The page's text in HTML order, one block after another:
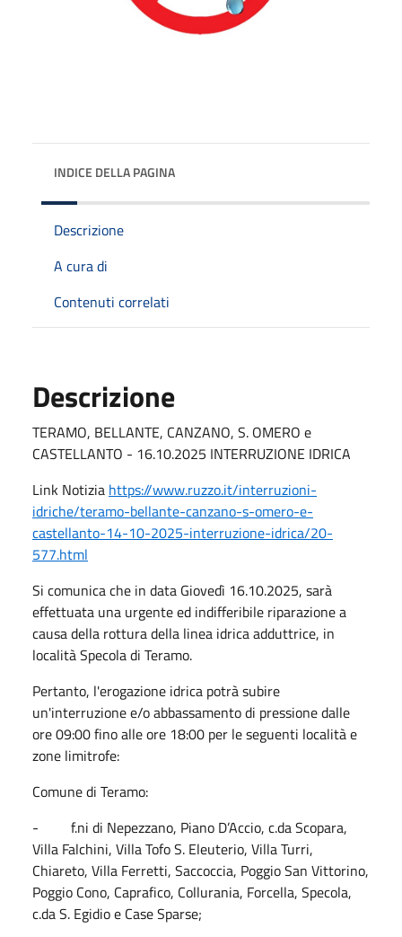
INDICE DELLA PAGINA
Descrizione
A cura di
Contenuti correlati
Descrizione
TERAMO, BELLANTE, CANZANO, S. OMERO e
CASTELLANTO - 16.10.2025 INTERRUZIONE IDRICA
Link Notizia https://www.ruzzo.it/interruzioni-
idriche/teramo-bellante-canzano-s-omero-e-
castellanto-14-10-2025-interruzione-idrica/20-
577.html
Si comunica che in data Giovedì 16.10.2025, sarà
effettuata una urgente ed indifferibile riparazione a
causa della rottura della linea idrica adduttrice, in
località Specola di Teramo.
Pertanto, l'erogazione idrica potrà subire
un'interruzione e/o abbassamento di pressione dalle
ore 09:00 fino alle ore 18:00 per le seguenti località e
zone limitrofe:
Comune di Teramo:
- f.ni di Nepezzano, Piano D’Accio, c.da Scopara,
Villa Falchini, Villa Tofo S. Eleuterio, Villa Turri,
Chiareto, Villa Ferretti, Saccoccia, Poggio San Vittorino,
Poggio Cono, Caprafico, Collurania, Forcella, Specola,
c.da S. Egidio e Case Sparse;